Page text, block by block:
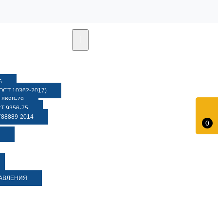
0
10362-2017)
79
9356-75
2014